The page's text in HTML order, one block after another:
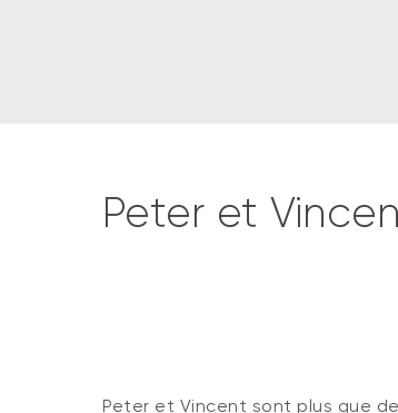
Peter et
Peter et Vincent sont plus que